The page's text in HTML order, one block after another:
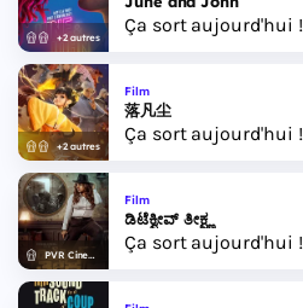
+2 autres
Ça sort aujourd'hui !
+2 autres
Film
落凡尘
Ça sort aujourd'hui !
PVR Cinemas
Film
ಡಿಟೆಕ್ವೀವ್ ತೀಕ್ಷ್ಣ
Ça sort aujourd'hui !